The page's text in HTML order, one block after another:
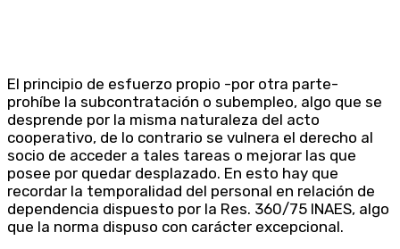
El principio de esfuerzo propio -por otra parte-
prohíbe la subcontratación o subempleo, algo que se
desprende por la misma naturaleza del acto
cooperativo, de lo contrario se vulnera el derecho al
socio de acceder a tales tareas o mejorar las que
posee por quedar desplazado. En esto hay que
recordar la temporalidad del personal en relación de
dependencia dispuesto por la Res. 360/75 INAES, algo
que la norma dispuso con carácter excepcional.